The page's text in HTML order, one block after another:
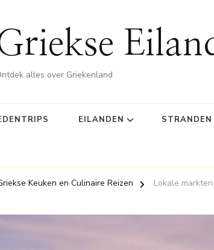
alles over Griekenland
EILANDEN
Keuken en Culinaire Reizen Lokale